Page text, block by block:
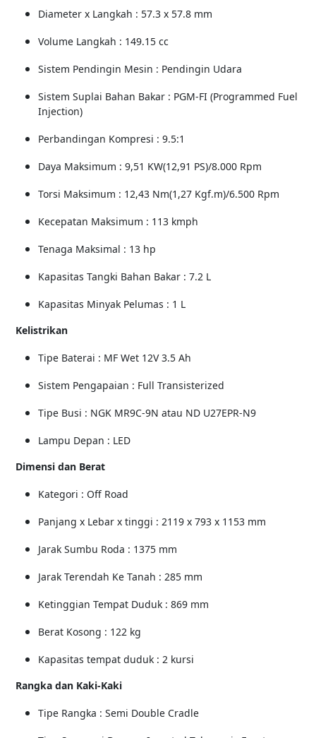
Diameter x Langkah : 57.3 x 57.8 mm
Volume Langkah : 149.15 cc
Sistem Pendingin Mesin : Pendingin Udara
Sistem Suplai Bahan Bakar : PGM-FI (Programmed Fuel
Injection)
Perbandingan Kompresi : 9.5:1
Daya Maksimum : 9,51 KW(12,91 PS)/8.000 Rpm
Torsi Maksimum : 12,43 Nm(1,27 Kgf.m)/6.500 Rpm
Kecepatan Maksimum : 113 kmph
Tenaga Maksimal : 13 hp
Kapasitas Tangki Bahan Bakar : 7.2 L
Kapasitas Minyak Pelumas : 1 L
Kelistrikan
Tipe Baterai : MF Wet 12V 3.5 Ah
Sistem Pengapaian : Full Transisterized
Tipe Busi : NGK MR9C-9N atau ND U27EPR-N9
Lampu Depan : LED
Dimensi dan Berat
Kategori : Off Road
Panjang x Lebar x tinggi : 2119 x 793 x 1153 mm
Jarak Sumbu Roda : 1375 mm
Jarak Terendah Ke Tanah : 285 mm
Ketinggian Tempat Duduk : 869 mm
Berat Kosong : 122 kg
Kapasitas tempat duduk : 2 kursi
Rangka dan Kaki-Kaki
Tipe Rangka : Semi Double Cradle